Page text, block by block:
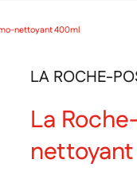
nettoyant 400ml
LA ROCHE-
La